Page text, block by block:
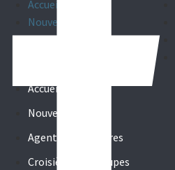
Accueil
Nouveautés
Agents de croisières
Accueil
Nouveautés
Agents de croisières
Croisières de groupes